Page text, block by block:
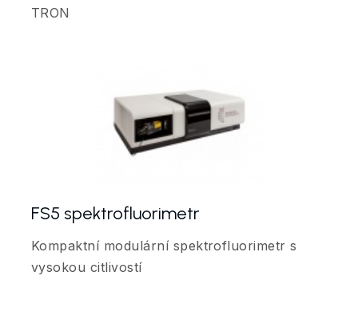
TRON
FS5 spektrofluorimetr
Kompaktní modulární spektrofluorimetr s
vysokou citlivostí